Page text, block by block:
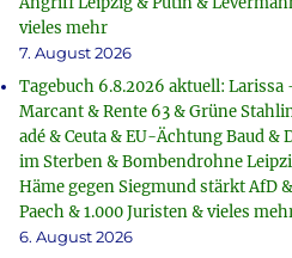
vieles mehr
7. August 2026
Tagebuch 6.8.2026 aktuell: Larissa
Marcant & Rente 63 & Grüne
adé & Ceuta & EU-Ächtung Baud &
im Sterben & Bombendrohne
Häme gegen Siegmund stärkt AfD
Paech & 1.000 Juristen & vieles
6. August 2026